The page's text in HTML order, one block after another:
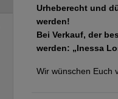
Urheberecht und
werden!
Bei Verkauf, der
werden: „Inessa
Wir wünschen Euch